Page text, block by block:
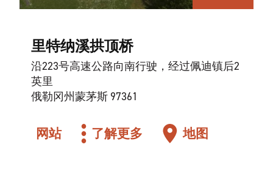
里特纳溪拱顶桥
沿223号高速公路向南行驶，经过佩迪镇后2
英里
俄勒冈州蒙茅斯 97361
网站 了解更多 地图